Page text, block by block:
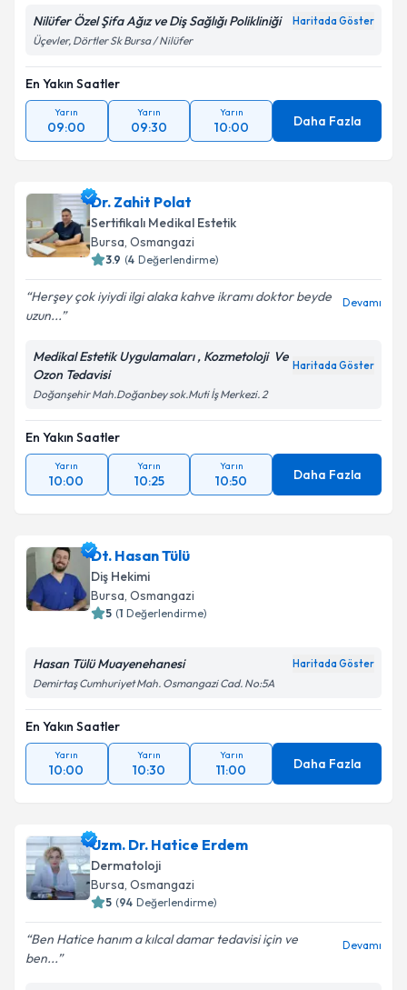
Nilüfer Özel Şifa Ağız ve Diş Sağlığı Polikliniği Haritada Göster
Üçevler, Dörtler Sk Bursa / Nilüfer
En Yakın Saatler
Yarın
09:00
Yarın
09:30
Yarın
10:00 Daha Fazla
Dr. Zahit Polat
Sertifikalı Medikal Estetik
Bursa, Osmangazi
3.9 (4 Değerlendirme)
Herşey çok iyiydi ilgi alaka kahve ikramı doktor beyde
uzun...
Devamı
Medikal Estetik Uygulamaları , Kozmetoloji Ve
Ozon Tedavisi
Haritada Göster
Doğanşehir Mah.Doğanbey sok.Muti İş Merkezi. 2
En Yakın Saatler
Yarın
10:00
Yarın
10:25
Yarın
10:50 Daha Fazla
Dt. Hasan Tülü
Diş Hekimi
Bursa, Osmangazi
5 (1 Değerlendirme)
Hasan Tülü Muayenehanesi Haritada Göster
Demirtaş Cumhuriyet Mah. Osmangazi Cad. No:5A
En Yakın Saatler
Yarın
10:00
Yarın
10:30
Yarın
11:00 Daha Fazla
Uzm. Dr. Hatice Erdem
Dermatoloji
Bursa, Osmangazi
5 (94 Değerlendirme)
Ben Hatice hanım a kılcal damar tedavisi için ve
ben...
Devamı